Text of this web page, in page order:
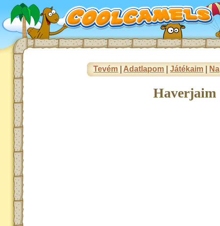
Tevém Adatlapom |Játékaim
Haverjaim